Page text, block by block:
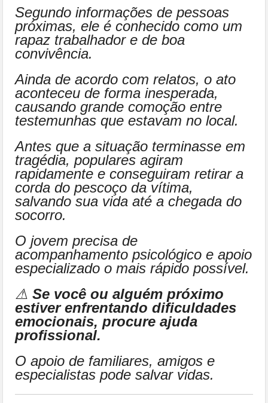
Segundo informações de pessoas
próximas, ele é conhecido como um
rapaz trabalhador e de boa
convivência.
Ainda de acordo com relatos, o ato
aconteceu de forma inesperada,
causando grande comoção entre
testemunhas que estavam no local.
Antes que a situação terminasse em
tragédia, populares agiram
rapidamente e conseguiram retirar a
corda do pescoço da vítima,
salvando sua vida até a chegada do
socorro.
O jovem precisa de
acompanhamento psicológico e apoio
especializado o mais rápido possível.
⚠Se você ou alguém próximo
estiver enfrentando dificuldades
emocionais, procure ajuda
profissional.
O apoio de familiares, amigos e
especialistas pode salvar vidas.